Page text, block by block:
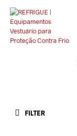
FILTER